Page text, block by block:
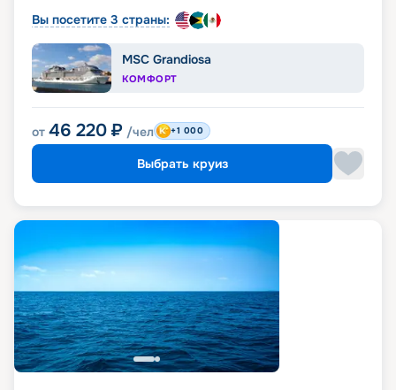
Вы посетите 3 страны:
MSC Grandiosa
КОМФОРТ
от 46 220 ₽ /чел +1 000
Выбрать круиз